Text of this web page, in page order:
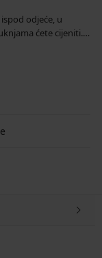
odjeće, u
ćete cijeniti.
jer su
je gotovo nevidljivo,